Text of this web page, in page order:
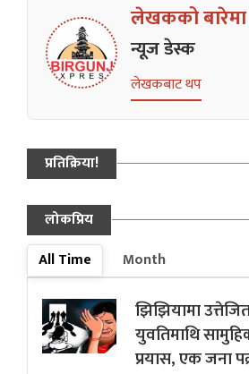
लेखकको बारेमा
न्यूज डेस्क
लेखकबाट थप
प्रतिक्रिया!
लोकप्रिय
All Time
Month
झिझियामा
युवतिमाथि
प्रयास, एक जना